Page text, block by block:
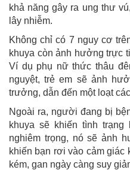
khả năng gây ra ung thư
lây nhiễm.
Không chỉ có 7 nguy cơ
khuya còn ảnh hưởng trực
Ví dụ phụ nữ thức thâu
nguyệt, trẻ em sẽ ảnh
trưởng, dẫn đến một loạt
Ngoài ra, người đang bị
khuya sẽ khiến tình
nghiêm trọng, nó sẽ ảnh
khiến bạn rơi vào cảm giác
kém, gan ngày càng suy